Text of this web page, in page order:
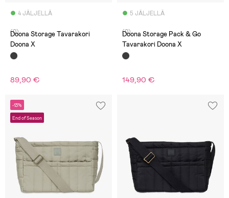
4 JÄLJELLÄ
(0)
Doona Storage Tavarakori
Doona X
89,90 €
5 JÄLJELLÄ
(0)
Doona Storage Pack & Go
Tavarakori Doona X
149,90 €
-13%
End of Season